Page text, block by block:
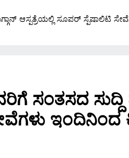
ಆಸ್ಪತ್ರೆಯಲ್ಲಿ ಸೂಪರ್ ಸ್ಪೆಷಾಲಿಟಿ
ಸಂತಸದ ಸುದ್ದಿ
ಇಂದಿನಿಂದ